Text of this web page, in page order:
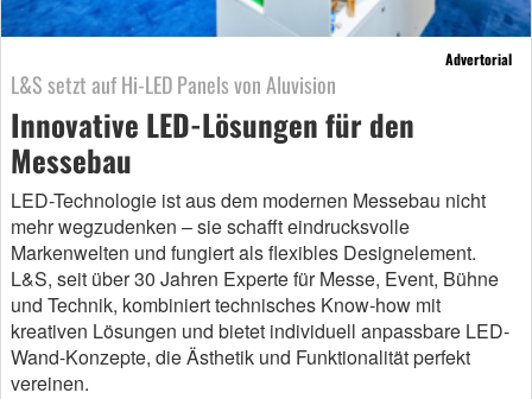
Advertorial
L&S setzt auf Hi-LED Panels von Aluvision
Innovative LED-Lösungen für den
Messebau
LED-Technologie ist aus dem modernen Messebau nicht
mehr wegzudenken – sie schafft eindrucksvolle
Markenwelten und fungiert als flexibles Designelement.
L&S, seit über 30 Jahren Experte für Messe, Event, Bühne
und Technik, kombiniert technisches Know-how mit
kreativen Lösungen und bietet individuell anpassbare LED-
Wand-Konzepte, die Ästhetik und Funktionalität perfekt
vereinen.